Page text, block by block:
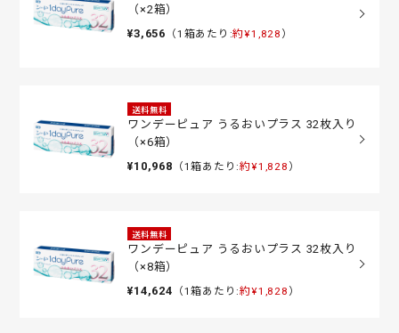
（×2箱）
¥3,656 （1箱あたり:約¥1,828 ）
送料無料
ワンデーピュア うるおいプラス 32枚入り
（×6箱）
¥10,968 （1箱あたり:約¥1,828 ）
送料無料
ワンデーピュア うるおいプラス 32枚入り
（×8箱）
¥14,624 （1箱あたり:約¥1,828 ）